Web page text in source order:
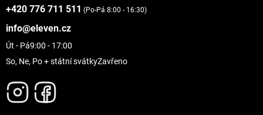
+420 776 711 511 (Po-Pá 8:00 - 16:30)
info@eleven.cz
Út - Pá9:00 - 17:00
So, Ne, Po + státní svátkyZavřeno